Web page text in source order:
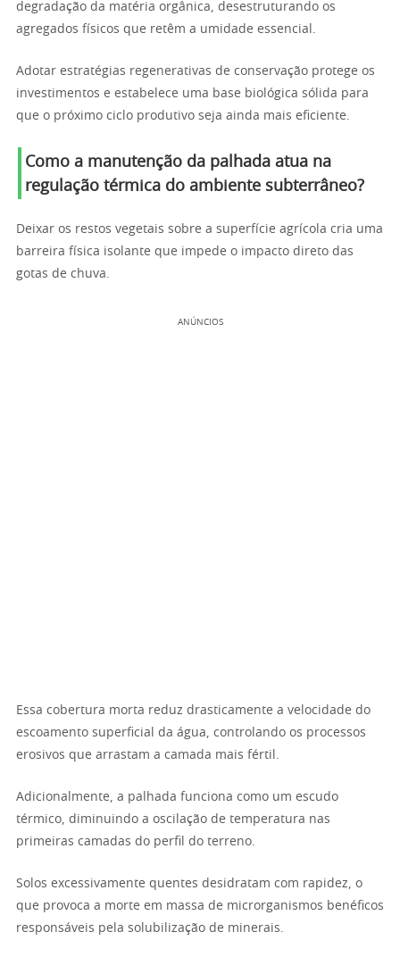
degradação da matéria orgânica, desestruturando os
agregados físicos que retêm a umidade essencial.
Adotar estratégias regenerativas de conservação protege os
investimentos e estabelece uma base biológica sólida para
que o próximo ciclo produtivo seja ainda mais eficiente.
Como a manutenção da palhada atua na
regulação térmica do ambiente subterrâneo?
Deixar os restos vegetais sobre a superfície agrícola cria uma
barreira física isolante que impede o impacto direto das
gotas de chuva.
ANÚNCIOS
Essa cobertura morta reduz drasticamente a velocidade do
escoamento superficial da água, controlando os processos
erosivos que arrastam a camada mais fértil.
Adicionalmente, a palhada funciona como um escudo
térmico, diminuindo a oscilação de temperatura nas
primeiras camadas do perfil do terreno.
Solos excessivamente quentes desidratam com rapidez, o
que provoca a morte em massa de microrganismos benéficos
responsáveis pela solubilização de minerais.